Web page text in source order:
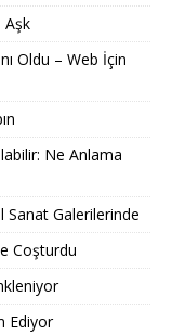
Aşk
Oldu – Web İçin
Ne Anlama
Sanat Galerilerinde
Coşturdu
Ediyor